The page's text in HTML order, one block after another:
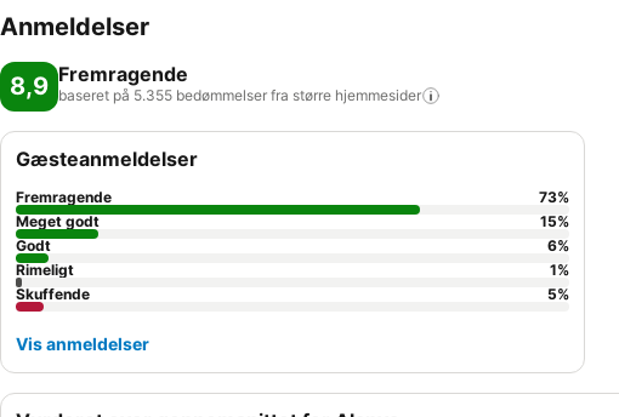
Anmeldelser
8,9 Fremragende
baseret på 5.355 bedømmelser fra større hjemmesider
Gæsteanmeldelser
Fremragende 73%
Meget godt
15%
Godt
6%
Rimeligt
1%
Skuffende
5%
Vis anmeldelser